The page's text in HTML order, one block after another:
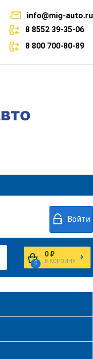
info@mig-auto.ru
8 8552 39-35-06
8 800 700-80-89
Войти
0
0 ₽
В КОРЗИНУ